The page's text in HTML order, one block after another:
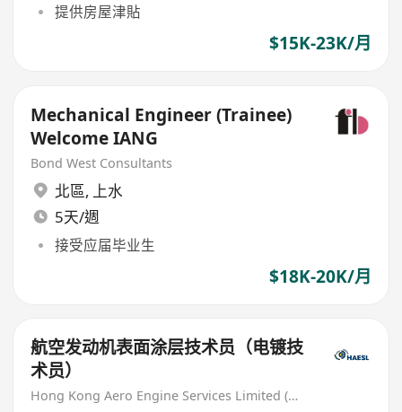
提供房屋津貼
$15K-23K/月
Mechanical Engineer (Trainee)
Welcome IANG
Bond West Consultants
北區, 上水
5天/週
接受应届毕业生
$18K-20K/月
航空发动机表面涂层技术员（电镀技
术员）
Hong Kong Aero Engine Services Limited (HAESL)